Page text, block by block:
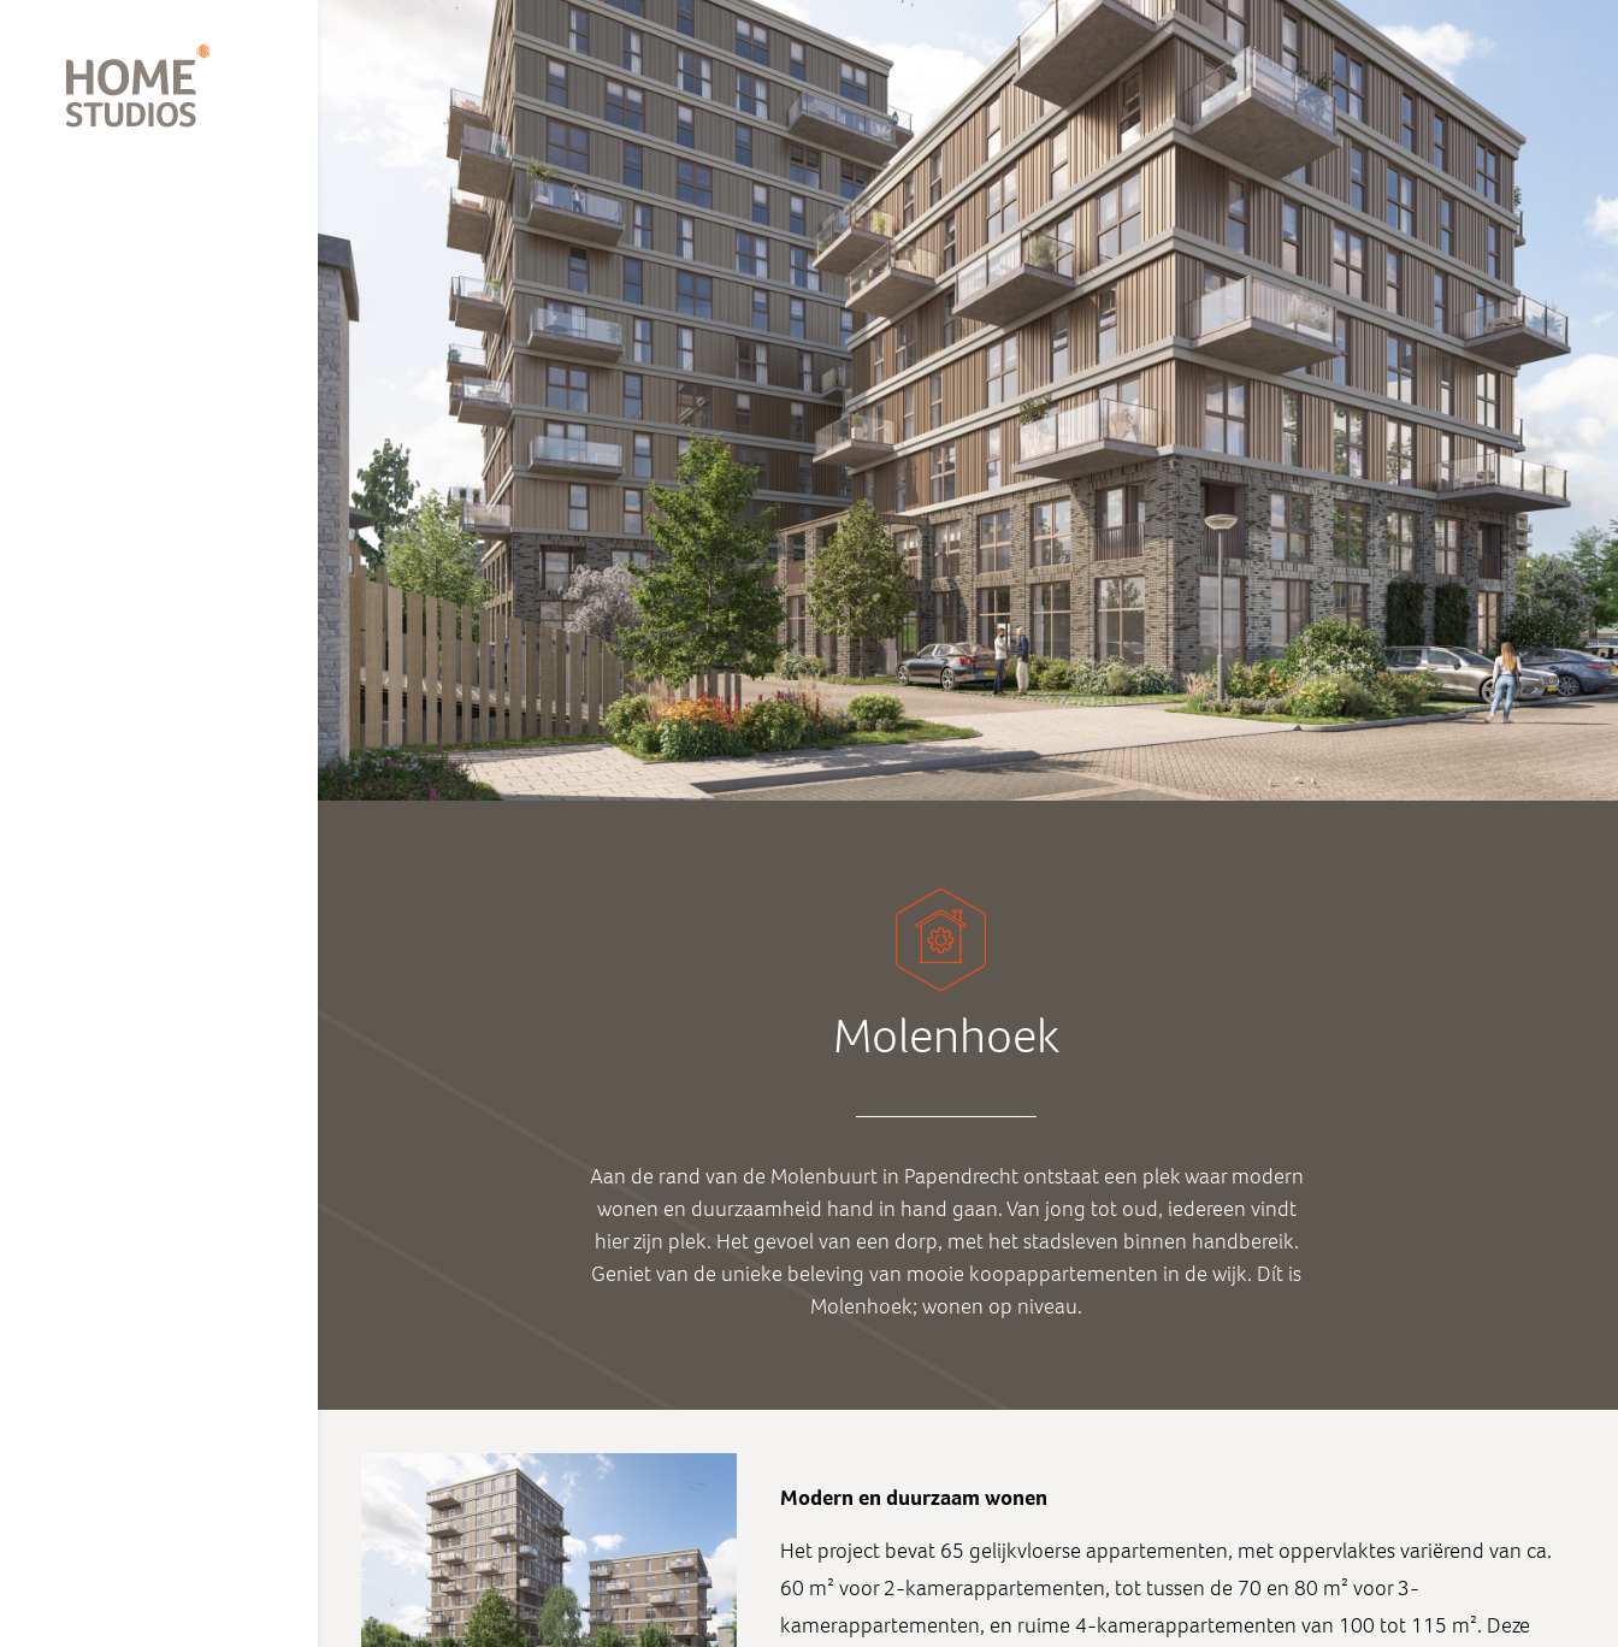
Molenhoek
Aan de rand van de Molenbuurt in Papendrecht ontstaat een plek waar modern
wonen en duurzaamheid hand in hand gaan. Van jong tot oud, iedereen vindt
hier zijn plek. Het gevoel van een dorp, met het stadsleven binnen handbereik.
Geniet van de unieke beleving van mooie koopappartementen in de wijk. Dít is
Molenhoek; wonen op niveau.
Modern en duurzaam wonen
Het project bevat 65 gelijkvloerse appartementen, met oppervlaktes variërend van ca.
60 m² voor 2-kamerappartementen, tot tussen de 70 en 80 m² voor 3-
kamerappartementen, en ruime 4-kamerappartementen van 100 tot 115 m². Deze